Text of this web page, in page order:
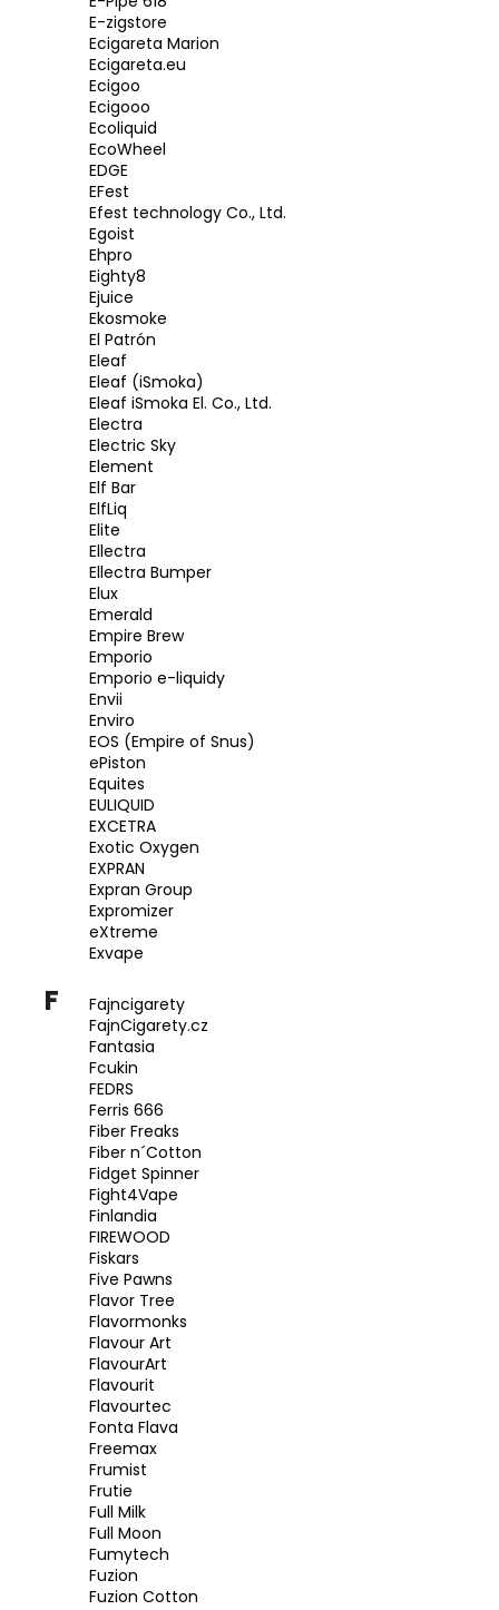
E-zigstore
Ecigareta Marion
Ecigareta.eu
Ecigoo
Ecigooo
Ecoliquid
EcoWheel
EDGE
EFest
Efest technology Co., Ltd.
Egoist
Ehpro
Eighty8
Ejuice
Ekosmoke
El Patrón
Eleaf
Eleaf (iSmoka)
Eleaf iSmoka El. Co., Ltd.
Electra
Electric Sky
Element
Elf Bar
ElfLiq
Elite
Ellectra
Ellectra Bumper
Elux
Emerald
Empire Brew
Emporio
Emporio e-liquidy
Envii
Enviro
EOS (Empire of Snus)
ePiston
Equites
EULIQUID
EXCETRA
Exotic Oxygen
EXPRAN
Expran Group
Expromizer
eXtreme
Exvape
F
Fajncigarety
FajnCigarety.cz
Fantasia
Fcukin
FEDRS
Ferris 666
Fiber Freaks
Fiber n´Cotton
Fidget Spinner
Fight4Vape
Finlandia
FIREWOOD
Fiskars
Five Pawns
Flavor Tree
Flavormonks
Flavour Art
FlavourArt
Flavourit
Flavourtec
Fonta Flava
Freemax
Frumist
Frutie
Full Milk
Full Moon
Fumytech
Fuzion
Fuzion Cotton